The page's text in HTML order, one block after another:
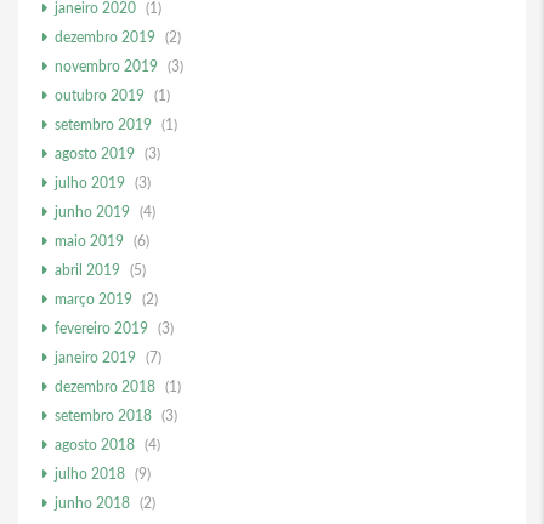
janeiro 2020
(1)
dezembro 2019
(2)
novembro 2019
(3)
outubro 2019
(1)
setembro 2019
(1)
agosto 2019
(3)
julho 2019
(3)
junho 2019
(4)
maio 2019
(6)
abril 2019
(5)
março 2019
(2)
fevereiro 2019
(3)
janeiro 2019
(7)
dezembro 2018
(1)
setembro 2018
(3)
agosto 2018
(4)
julho 2018
(9)
junho 2018
(2)